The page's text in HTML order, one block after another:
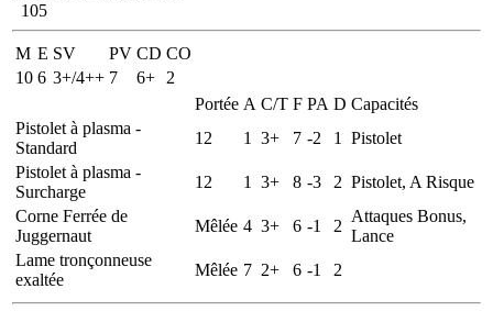
105
M E SV PV CD CO
10 6 3+/4++ 7 6+
2
Portée A C/T F PA D Capacités
Pistolet à plasma -
Standard
12 1 3+ 7 -2 1
Pistolet
Pistolet à plasma -
Surcharge
12 1 3+ 8 -3 2 Pistolet, A Risque
Corne Ferrée de
Juggernaut
Mêlée 4 3+ 6 -1 2
Attaques Bonus,
Lance
Lame tronçonneuse
exaltée
Mêlée 7 2+ 6 -1 2